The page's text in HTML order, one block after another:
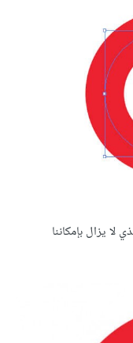
لا يزال بإمكاننا